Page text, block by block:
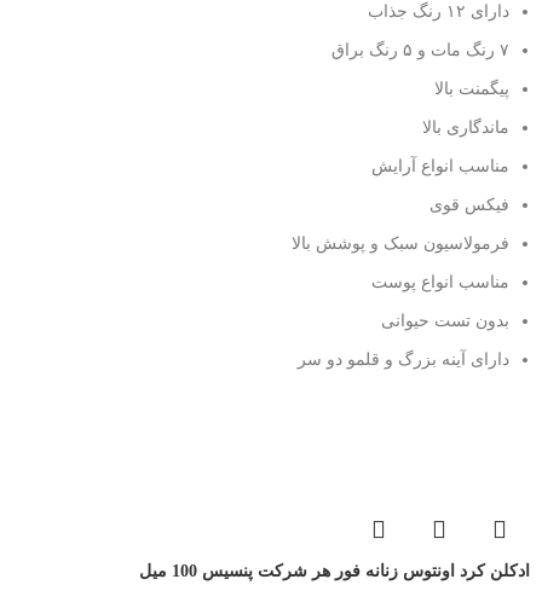
دارای ۱۲ رنگ جذاب
۷ رنگ مات و ۵ رنگ براق
پیگمنت بالا
ماندگاری بالا
مناسب انواع آرایش
فیکس قوی
فرمولاسیون سبک و پوشش بالا
مناسب انواع پوست
بدون تست حیوانی
دارای آینه بزرگ و قلمو دو سر
ادکلن کرد اونتوس زنانه فور هر شرکت پنسیس 100 میل